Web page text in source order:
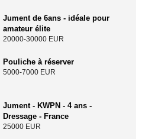
Jument de 6ans - idéale pour
amateur élite
20000-30000 EUR
Pouliche à réserver
5000-7000 EUR
Jument - KWPN - 4 ans -
Dressage - France
25000 EUR